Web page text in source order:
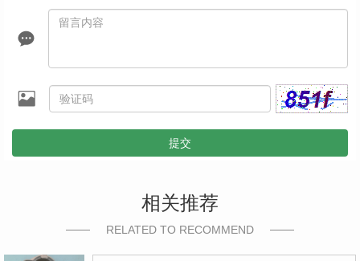
提交
相关推荐
RELATED TO RECOMMEND